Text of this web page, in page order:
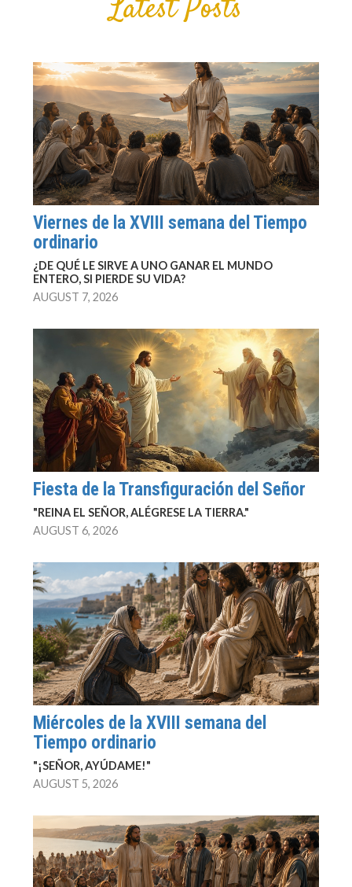
Latest Posts
Viernes de la XVIII semana del Tiempo
ordinario
¿DE QUÉ LE SIRVE A UNO GANAR EL MUNDO
ENTERO, SI PIERDE SU VIDA?
AUGUST 7, 2026
Fiesta de la Transfiguración del Señor
"REINA EL SEÑOR, ALÉGRESE LA TIERRA."
AUGUST 6, 2026
Miércoles de la XVIII semana del
Tiempo ordinario
"¡SEÑOR, AYÚDAME!"
AUGUST 5, 2026